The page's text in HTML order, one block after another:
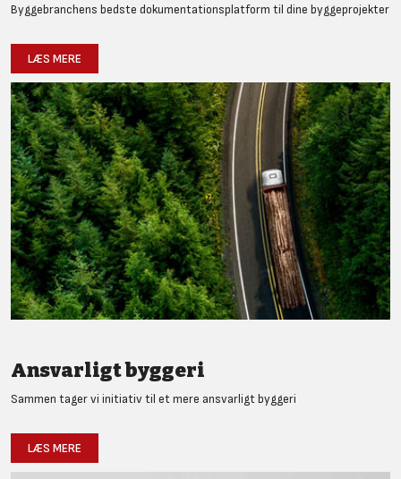
Byggebranchens bedste dokumentationsplatform til dine byggeprojekter
LÆS MERE
Ansvarligt byggeri
Sammen tager vi initiativ til et mere ansvarligt byggeri
LÆS MERE